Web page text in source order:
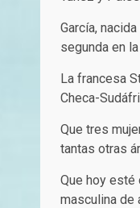
García, nacida
segunda en
La francesa
Checa-
Que tres
tantas otras
Que hoy esté
masculina de